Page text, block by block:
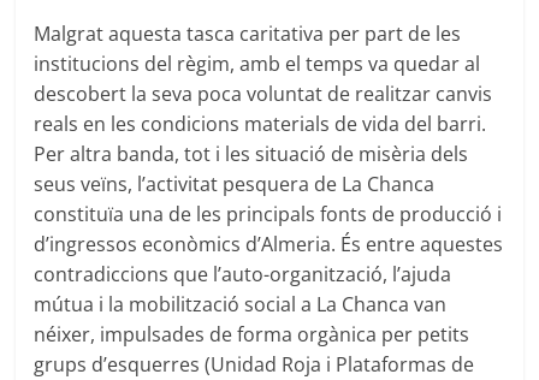
Malgrat aquesta tasca caritativa per part de les
institucions del règim, amb el temps va quedar al
descobert la seva poca voluntat de realitzar canvis
reals en les condicions materials de vida del barri.
Per altra banda, tot i les situació de misèria dels
seus veïns, l’activitat pesquera de La Chanca
constituïa una de les principals fonts de producció i
d’ingressos econòmics d’Almeria. És entre aquestes
contradiccions que l’auto-organització, l’ajuda
mútua i la mobilització social a La Chanca van
néixer, impulsades de forma orgànica per petits
grups d’esquerres (Unidad Roja i Plataformas de